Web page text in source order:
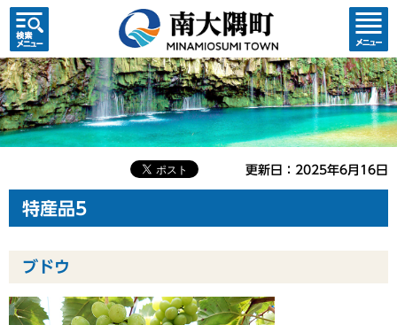
検索・
共通メ
ニュー
コンテ
ンツメ
ニュー
更新日：2025年6月16日
特産品5
ブドウ